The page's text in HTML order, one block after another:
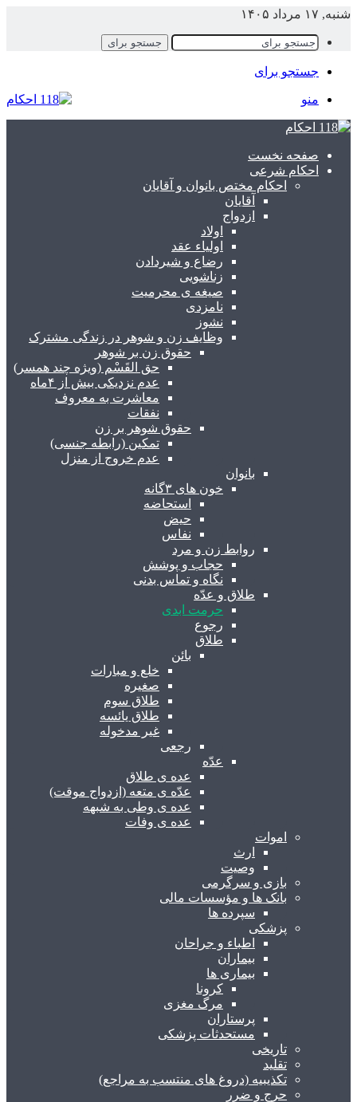
شنبه, ۱۷ مرداد ۱۴۰۵
جستجو برای
جستجو برای
منو
صفحه نخست
احکام شرعی
احکام مختص بانوان و آقایان
آقایان
ازدواج
اولاد
اولیاء عقد
رضاع و شیردادن
زناشویی
صیغه ی محرمیت
نامزدی
نشوز
وظایف زن و شوهر در زندگی مشترک
حقوق زن بر شوهر
حق القَسْم (ویژه چند همسر)
عدم نزدیکی بیش از ۴ماه
معاشرت به معروف
نفقات
حقوق شوهر بر زن
تمکین (رابطه جنسی)
عدم خروج از منزل
بانوان
خون های ۳گانه
استحاضه
حیض
نفاس
روابط زن و مرد
حجاب و پوشش
نگاه و تماس بدنی
طلاق و عدّه
حرمت ابدی
رجوع
طلاق
بائن
خلع و مبارات
صغیره
طلاق سوم
طلاق یائسه
غیر مدخوله
رجعی
عدّه
عده ی طلاق
عدّه ی متعه (ازدواج موقت)
عده ی وطی به شبهه
عده ی وفات
اموات
ارث
وصیت
بازی و سرگرمی
بانک ها و مؤسسات مالی
سپرده ها
پزشکی
اطباء و جراحان
بیماران
بیماری ها
کرونا
مرگ مغزی
پرستاران
مستحدثات پزشکی
تاریخی
تقلید
تکذیبیه (دروغ های منتسب به مراجع)
حرج و ضرر